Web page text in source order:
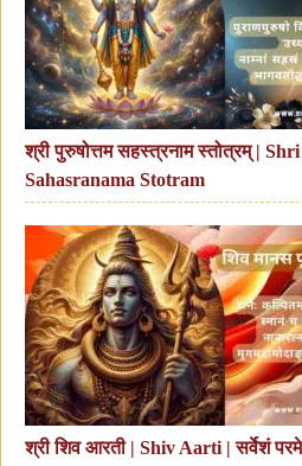
श्री पुरुषोत्तम सहस्त्रनाम स्तोत्रम् |
Sahasranama Stotram
श्री शिव आरती | Shiv Aarti | सर्वेशं